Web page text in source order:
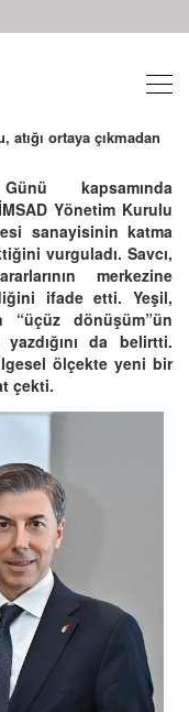
ortaya çıkmadan
kapsamında
Yönetim Kurulu
sanayisinin katma
vurguladı. Savcı,
merkezine
ifade etti. Yeşil,
dönüşüm”ün
da belirtti.
ölçekte yeni bir
çekti.